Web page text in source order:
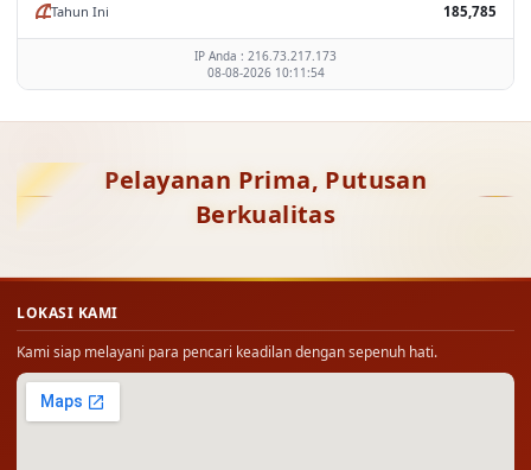
Tahun Ini
185,785
IP Anda : 216.73.217.173
08-08-2026 10:11:54
Pelayanan Prima, Putusan
Berkualitas
LOKASI KAMI
Kami siap melayani para pencari keadilan dengan sepenuh hati.